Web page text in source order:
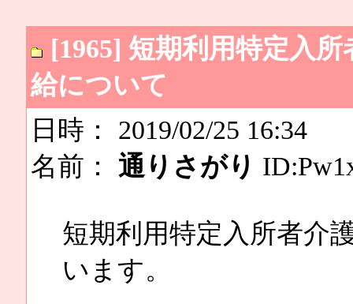
[1965] 短期利用特定入
給について
日時： 2019/02/25 16:34
名前： 通りさがり
短期利用特定入所者介
います。